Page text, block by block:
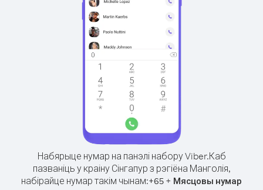
Набярыце нумар на панэлі набору Viber.Каб
пазваніць у краіну Сінгапур з рэгіёна Манголія,
набірайце нумар такім чынам:+65 + Мясцовы нумар